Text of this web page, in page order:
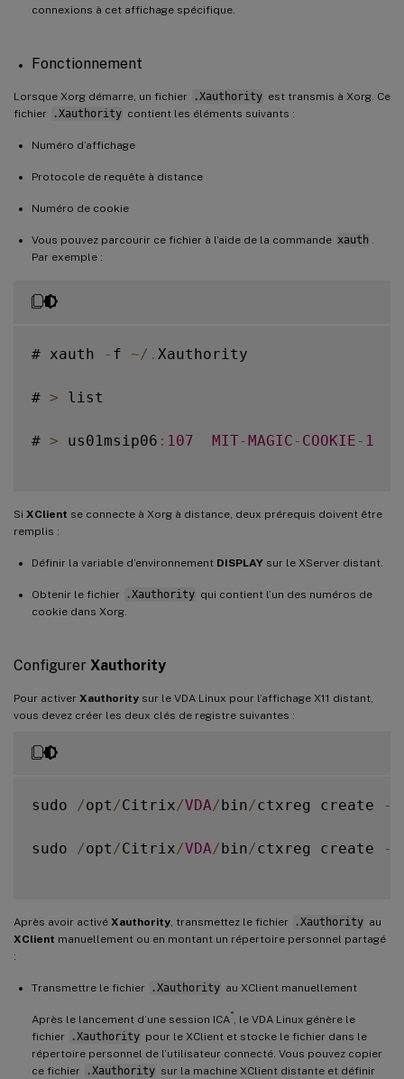
connexions à cet affichage spécifique.
Fonctionnement
Lorsque Xorg démarre, un fichier .Xauthority est transmis à Xorg. Ce
fichier
.Xauthority contient les éléments suivants :
Numéro d’affichage
Protocole de requête à distance
Numéro de cookie
Vous pouvez parcourir ce fichier à l’aide de la commande xauth
Par exemple :
# xauth - f ~/ . Xauthority
# > list
# > us01msip06 : 107 MIT-MAGIC - COOKIE - 1
Si XClient se connecte à Xorg à distance, deux prérequis doivent être
remplis :
Définir la variable d’environnement DISPLAY sur le XServer distant.
Obtenir le fichier .Xauthority qui contient l’un des numéros de
cookie dans Xorg.
Configurer Xauthority
Pour activer Xauthority sur le VDA Linux pour l’affichage X11 distant,
vous devez créer les deux clés de registre suivantes :
sudo /opt /Citrix/VDA/bin/ctxreg create -
sudo /opt /Citrix/VDA/bin/ctxreg create -
Après avoir activé Xauthority , transmettez le fichier .Xauthority au
XClient manuellement ou en montant un répertoire personnel partagé
:
Transmettre le fichier .Xauthority au XClient manuellement
Après le lancement d’une session ICA®
, le VDA Linux génère le
fichier
.Xauthority pour le XClient et stocke le fichier dans le
répertoire personnel de l’utilisateur connecté. Vous pouvez copier
ce fichier
.Xauthority sur la machine XClient distante et définir